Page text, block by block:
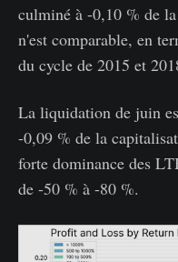
culminé à -0,10 % de
n'est comparable, en
du cycle de 2015 et
La liquidation de juin
-0,09 % de la
forte dominance des
de -50 % à -80 %.